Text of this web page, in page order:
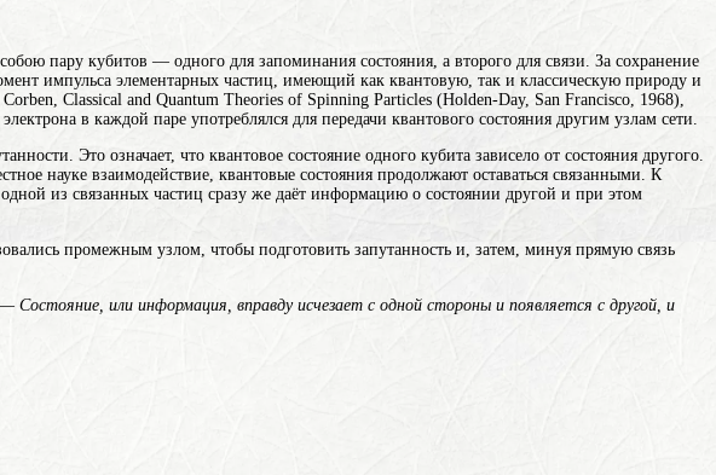
пару кубитов — одного для запоминания состояния, а второго для связи. За сохранение
импульса элементарных частиц, имеющий как квантовую, так и классическую природу и
Classical and Quantum Theories of Spinning Particles (Holden-Day, San Francisco, 1968),
электрона в каждой паре употреблялся для передачи квантового состояния другим узлам сети.
Это означает, что квантовое состояние одного кубита зависело от состояния другого.
науке взаимодействие, квантовые состояния продолжают оставаться связанными. К
одной из связанных частиц сразу же даёт информацию о состоянии другой и при этом
промежным узлом, чтобы подготовить запутанность и, затем, минуя прямую связь
— Состояние, или информация, вправду исчезает с одной стороны и появляется с другой, и